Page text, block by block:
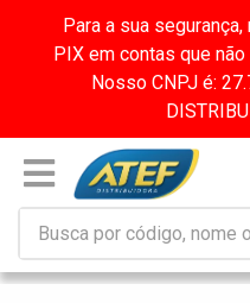
Para a sua
PIX em contas que
Nosso CNPJ é: